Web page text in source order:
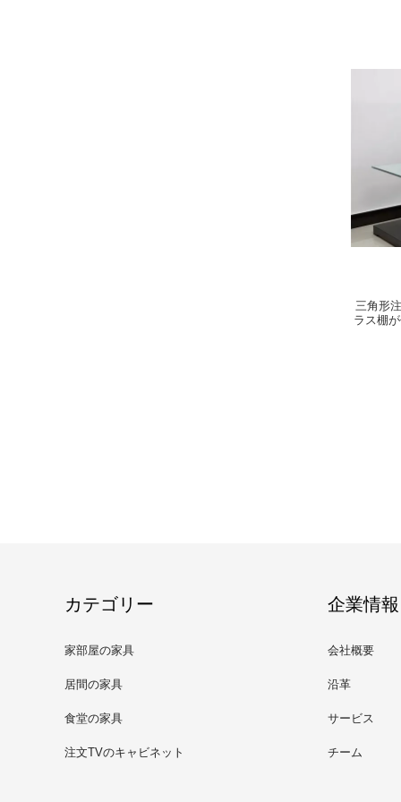
三角形
ラス棚
カテゴリー
家部屋の家具
居間の家具
食堂の家具
注文TVのキャビネット
企業情報
会社概要
沿革
サービス
チーム